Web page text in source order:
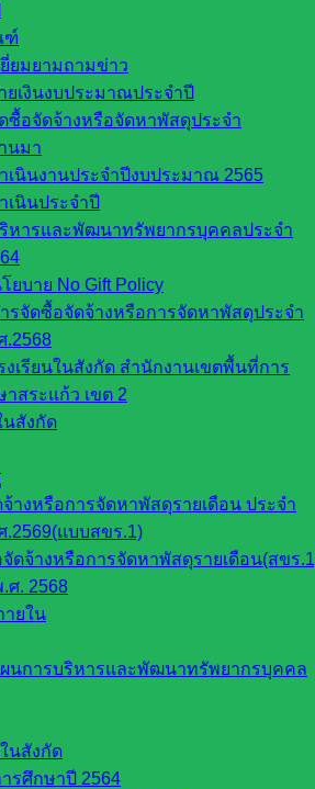
ฑ์
ยี่ยมยามถามข่าว
ยเงินงบประมาณประจำปี
ซื้อจัดจ้างหรือจัดหาพัสดุประจำ
นมา
เนินงานประจำปีงบประมาณ 2565
เนินประจำปี
หารและพัฒนาทรัพยากรบุคคลประจำ
ยบาย No Gift Policy
รจัดซื้อจัดจ้างหรือการจัดหาพัสดุประจำ
งเรียนในสังกัด สำนักงานเขตพื้นที่การ
สระแก้ว เขต 2
นสังกัด
างหรือการจัดหาพัสดุรายเดือน ประจำ
แบบสขร.1)
ดจ้างหรือการจัดหาพัสดุรายเดือน(สขร
ศ. 2568
ายใน
นการบริหารและพัฒนาทรัพยากรบุคคล
นสังกัด
รศึกษาปี 2564